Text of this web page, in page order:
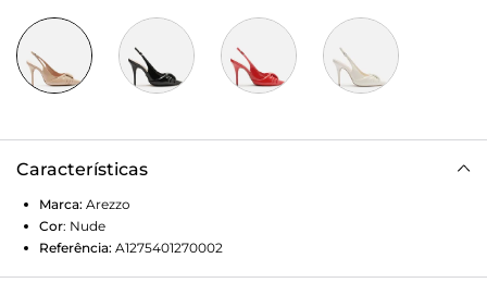
Características
Marca: Arezzo
Cor: Nude
Referência: A1275401270002